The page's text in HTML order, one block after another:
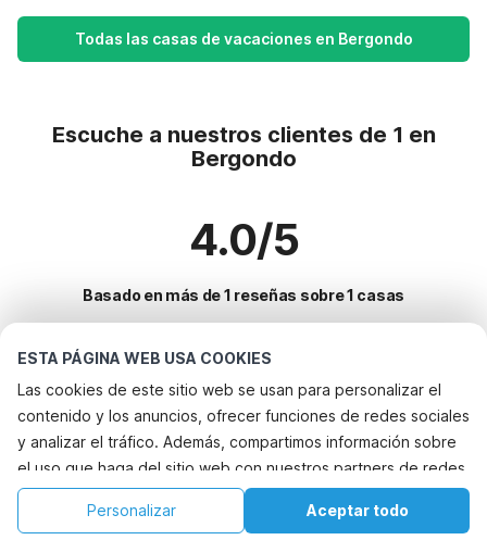
ESTA PÁGINA WEB USA COOKIES
Las cookies de este sitio web se usan para personalizar el
contenido y los anuncios, ofrecer funciones de redes sociales
y analizar el tráfico. Además, compartimos información sobre
el uso que haga del sitio web con nuestros partners de redes
sociales, publicidad y análisis web, quienes pueden
combinarla con otra información que les haya proporcionado
Aceptar todo
Personalizar
Todas las casas de vacaciones en Bergondo
Escuche a nuestros clientes de 1 en
Bergondo
4.0/5
Basado en más de 1 reseñas sobre 1 casas
Destinos más populares para vacaciones
Ciudades con los mejores servicios para vacaciones
Apartamentos de vacaciones cernedo
Apartamentos de vacaciones cerdedo
Apartamentos de vacaciones a-lama
Servicios populares para vacaciones en Bergondo
Casa de vacaciones de bienestar
Casa de vacaciones con baño de burbujas
Ciudades populares para vacaciones en Galicia
Inicio Lista de deseos Reservas Cuenta